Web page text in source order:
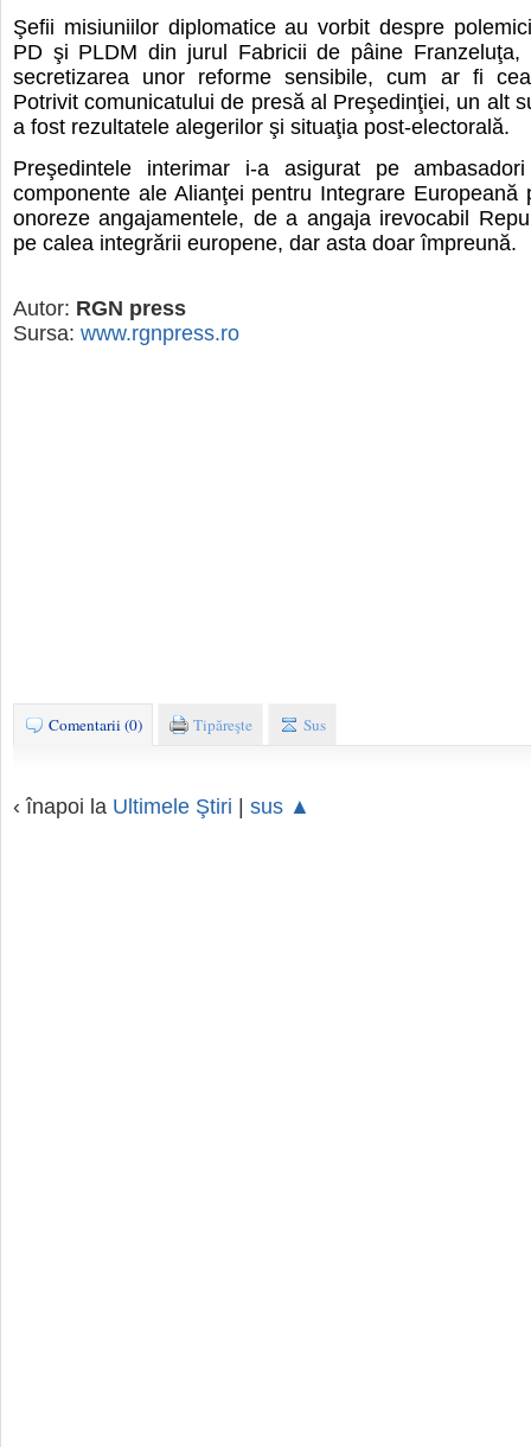
Şefii misiuniilor diplomatice au vorbit despre
PD şi PLDM din jurul Fabricii de pâine Franzeluţa,
secretizarea unor reforme sensibile, cum ar fi
Potrivit comunicatului de presă al Preşedinţiei, un alt
a fost rezultatele alegerilor şi situaţia post-electorală.
Preşedintele interimar i-a asigurat pe
componente ale Alianţei pentru Integrare Europeană
onoreze angajamentele, de a angaja irevocabil
pe calea integrării europene, dar asta doar împreună.
Autor: RGN press
Sursa: www.rgnpress.ro
Comentarii (0) Tipăreşte Sus
‹ înapoi la Ultimele Ştiri | sus ▲